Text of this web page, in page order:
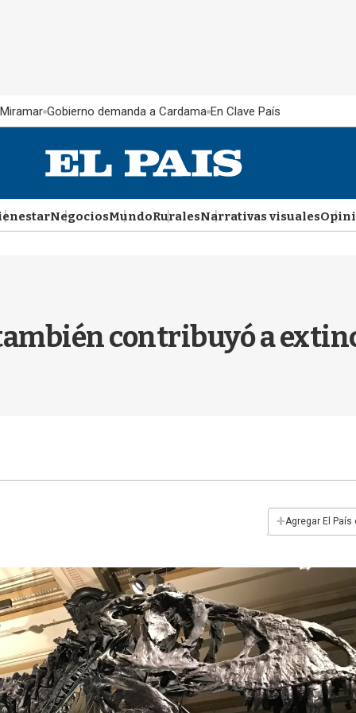
Gobierno demanda a Cardama En Clave País
NegociosMundoRuralesNarrativas visuales
contribuyó a
+Agregar El País